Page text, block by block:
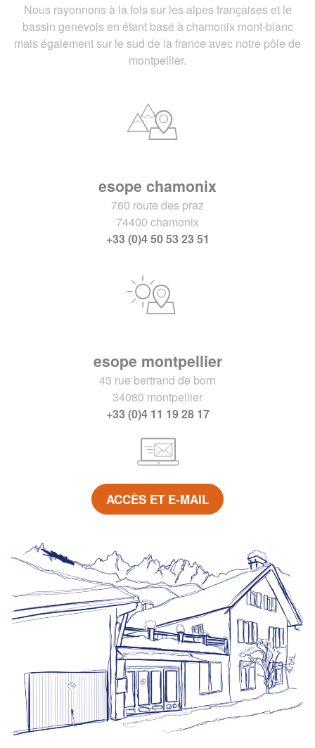
Nous rayonnons à la fois sur les alpes françaises et le
bassin genevois en étant basé à chamonix mont-blanc
mais également sur le sud de la france avec notre pôle de
montpellier.
esope chamonix
760 route des praz
74400 chamonix
+33 (0)4 50 53 23 51
esope montpellier
43 rue bertrand de born
34080 montpellier
+33 (0)4 11 19 28 17
ACCÈS ET E-MAIL